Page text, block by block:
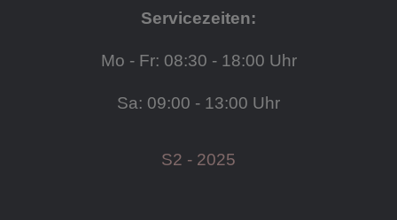
Servicezeiten:
Mo - Fr: 08:30 - 18:00 Uhr
Sa: 09:00 - 13:00 Uhr
S2 - 2025